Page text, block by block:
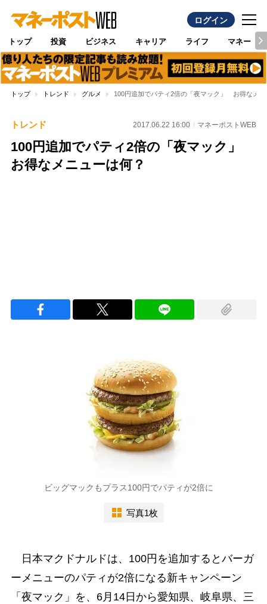
ログイン
トップ 投資 ビジネス キャリア ライフ マネー
トップ トレンド グルメ 100円追加でパティ2倍の「夜マック」 お得なメニ
トレンド 2017.06.22 16:00 マネーポストWEB
100円追加でパティ2倍の「夜マック」
お得なメニューは何？
ビッグマックもプラス100円でパティが2倍に
写真1枚
日本マクドナルドは、100円を追加するとバーガ
ーメニューのパティが2倍になる新キャンペーン
「夜マック」を、6月14日から愛知県、岐阜県、三